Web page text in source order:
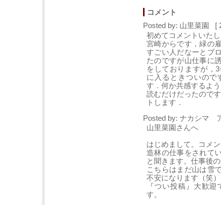
コメント
Posted by: 山里菜園 [
初めてコメントいた
宮崎からです，緑の
すごい人だなーとブ
たのですが山仕事に
をしておりますが，
に入るときついので
す．何か共感するよ
読むだけだったので
トします．
Posted by: ナカシマ
山里菜園さんへ
はじめまして。コメ
造林の仕事をされて
と聞きます。仕事後
こちらはまだ山は雪
不安になります（笑）
『つい投稿』大歓
す。